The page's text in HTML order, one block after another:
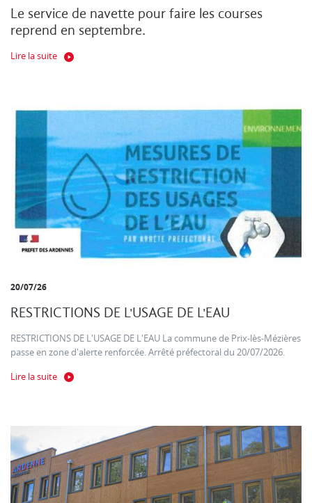
Le service de navette pour faire les courses
reprend en septembre.
Lire la suite
20/07/26
RESTRICTIONS DE L'USAGE DE L'EAU
RESTRICTIONS DE L'USAGE DE L'EAU La commune de Prix-lès-Mézières
passe en zone d'alerte renforcée. Arrêté préfectoral du 20/07/2026.
Lire la suite